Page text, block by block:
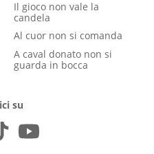
Il gioco non vale la
candela
Al cuor non si comanda
A caval donato non si
guarda in bocca
su